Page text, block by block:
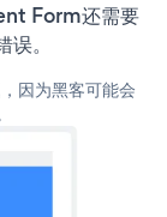
Form还需要
。
因为黑客可能会